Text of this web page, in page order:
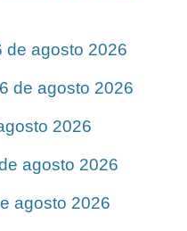
de agosto 2026
de agosto 2026
2026
agosto 2026
agosto 2026